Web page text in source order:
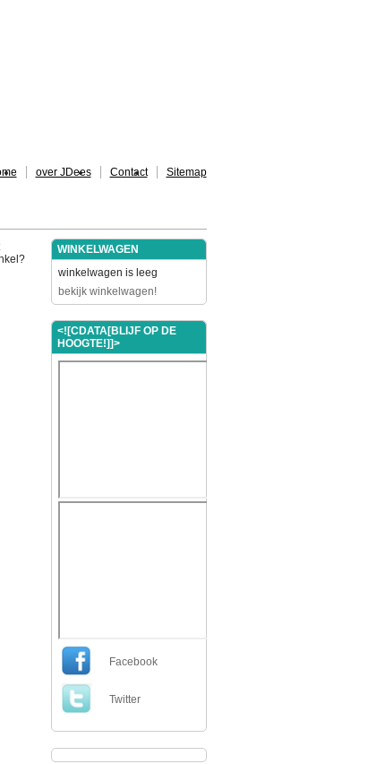
over JDees Contact Sitemap
WINKELWAGEN
winkelwagen is leeg
bekijk winkelwagen!
<![CDATA[BLIJF OP DE
HOOGTE!]]>
Facebook
Twitter